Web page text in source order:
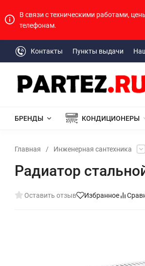
В связи с техническими работами,
телефонам.
Контакты Пункты выдачи
БРЕНДЫ КОНДИЦИОНЕРЫ
Главная / Инженерная сантехника
Радиатор
Оставить отзыв Избранное